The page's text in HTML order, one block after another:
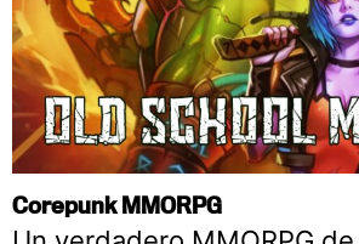
Corepunk MMORPG